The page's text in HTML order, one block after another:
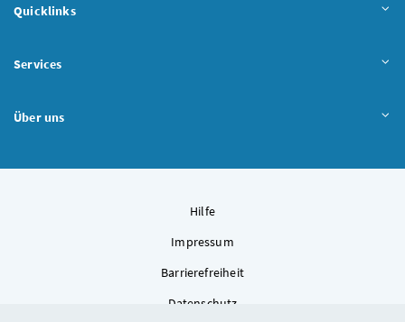
Quicklinks
Services
Über uns
Hilfe
Impressum
Barrierefreiheit
Datenschutz